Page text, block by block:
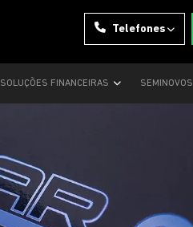
Telefones
SOLUÇÕES FINANCEIRAS SEMINOVOS